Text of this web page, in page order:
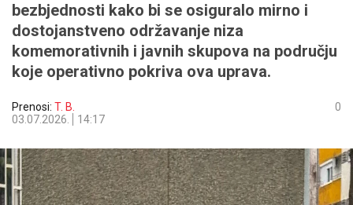
bezbjednosti kako bi se osiguralo mirno i
dostojanstveno održavanje niza
komemorativnih i javnih skupova na području
koje operativno pokriva ova uprava.
Prenosi: T. B.
03.07.2026.
14:17
0